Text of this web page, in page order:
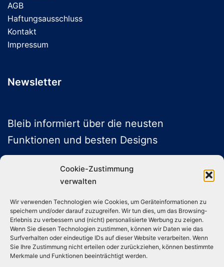
Cookie-Zustimmung
verwalten
Wir verwenden Technologien wie Cookies, um Geräteinformationen zu
speichern und/oder darauf zuzugreifen. Wir tun dies, um das Browsing-
Erlebnis zu verbessern und (nicht) personalisierte Werbung zu zeigen.
Wenn Sie diesen Technologien zustimmen, können wir Daten wie das
Surfverhalten oder eindeutige IDs auf dieser Website verarbeiten. Wenn
Sie Ihre Zustimmung nicht erteilen oder zurückziehen, können bestimmte
Merkmale und Funktionen beeinträchtigt werden.
AGB
Haftungsausschluss
Kontakt
Impressum
Newsletter
Bleib informiert über die neusten
Funktionen und besten Designs
ABONNIEREN
Folge uns auf Social Media